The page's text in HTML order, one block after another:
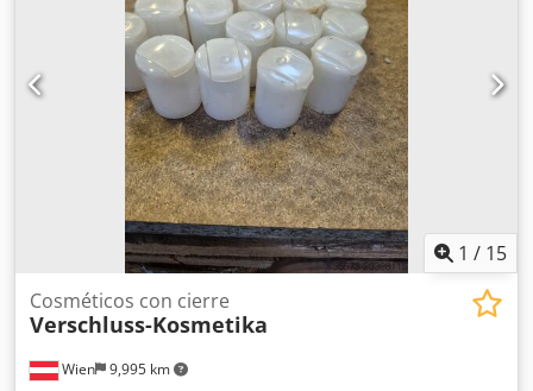
1 / 15
Wien 9,995 km
Cosméticos con cierre
Verschluss-Kosmetika